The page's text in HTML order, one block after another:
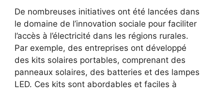
De⁣ nombreuses initiatives ont été lancées dans⁢
le domaine de l’innovation sociale pour ⁢faciliter
l’accès à l’électricité dans les régions rurales.
Par exemple, des entreprises ont développé
des kits solaires portables, comprenant des
panneaux solaires, des batteries et des lampes
LED. Ces kits sont abordables et faciles à